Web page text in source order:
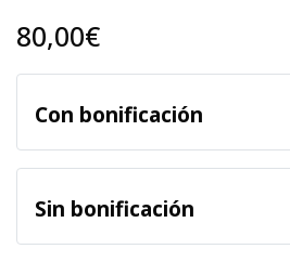
80,00€
Con bonificación
Sin bonificación